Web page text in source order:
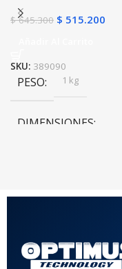
$645.300 $ 515.200
SKU: 389090
PESO 1 kg
DIMENSIONES